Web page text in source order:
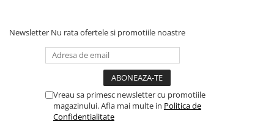
Newsletter Nu rata ofertele si promotiile noastre
Vreau sa primesc newsletter cu promotiile
magazinului. Afla mai multe in Politica de
Confidentialitate